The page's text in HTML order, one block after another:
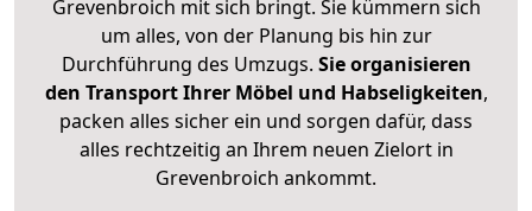
Grevenbroich mit sich bringt. Sie kümmern sich
um alles, von der Planung bis hin zur
Durchführung des Umzugs. Sie organisieren
den Transport Ihrer Möbel und Habseligkeiten,
packen alles sicher ein und sorgen dafür, dass
alles rechtzeitig an Ihrem neuen Zielort in
Grevenbroich ankommt.